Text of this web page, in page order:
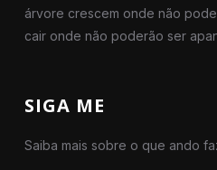
árvore crescem onde não
cair onde não poderão ser
SIGA ME
Saiba mais sobre o que ando